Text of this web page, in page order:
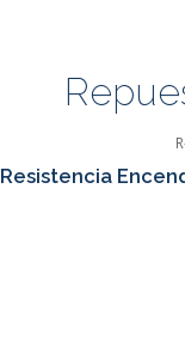
Resistencia